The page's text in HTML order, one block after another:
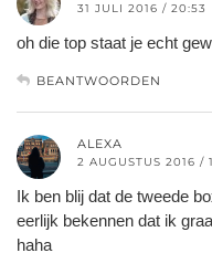
31 JULI 2016 / 20:53
oh die top staat je echt
BEANTWOORDEN
ALEXA
2 AUGUSTUS 2016 /
Ik ben blij dat de tweede
eerlijk bekennen dat ik
haha